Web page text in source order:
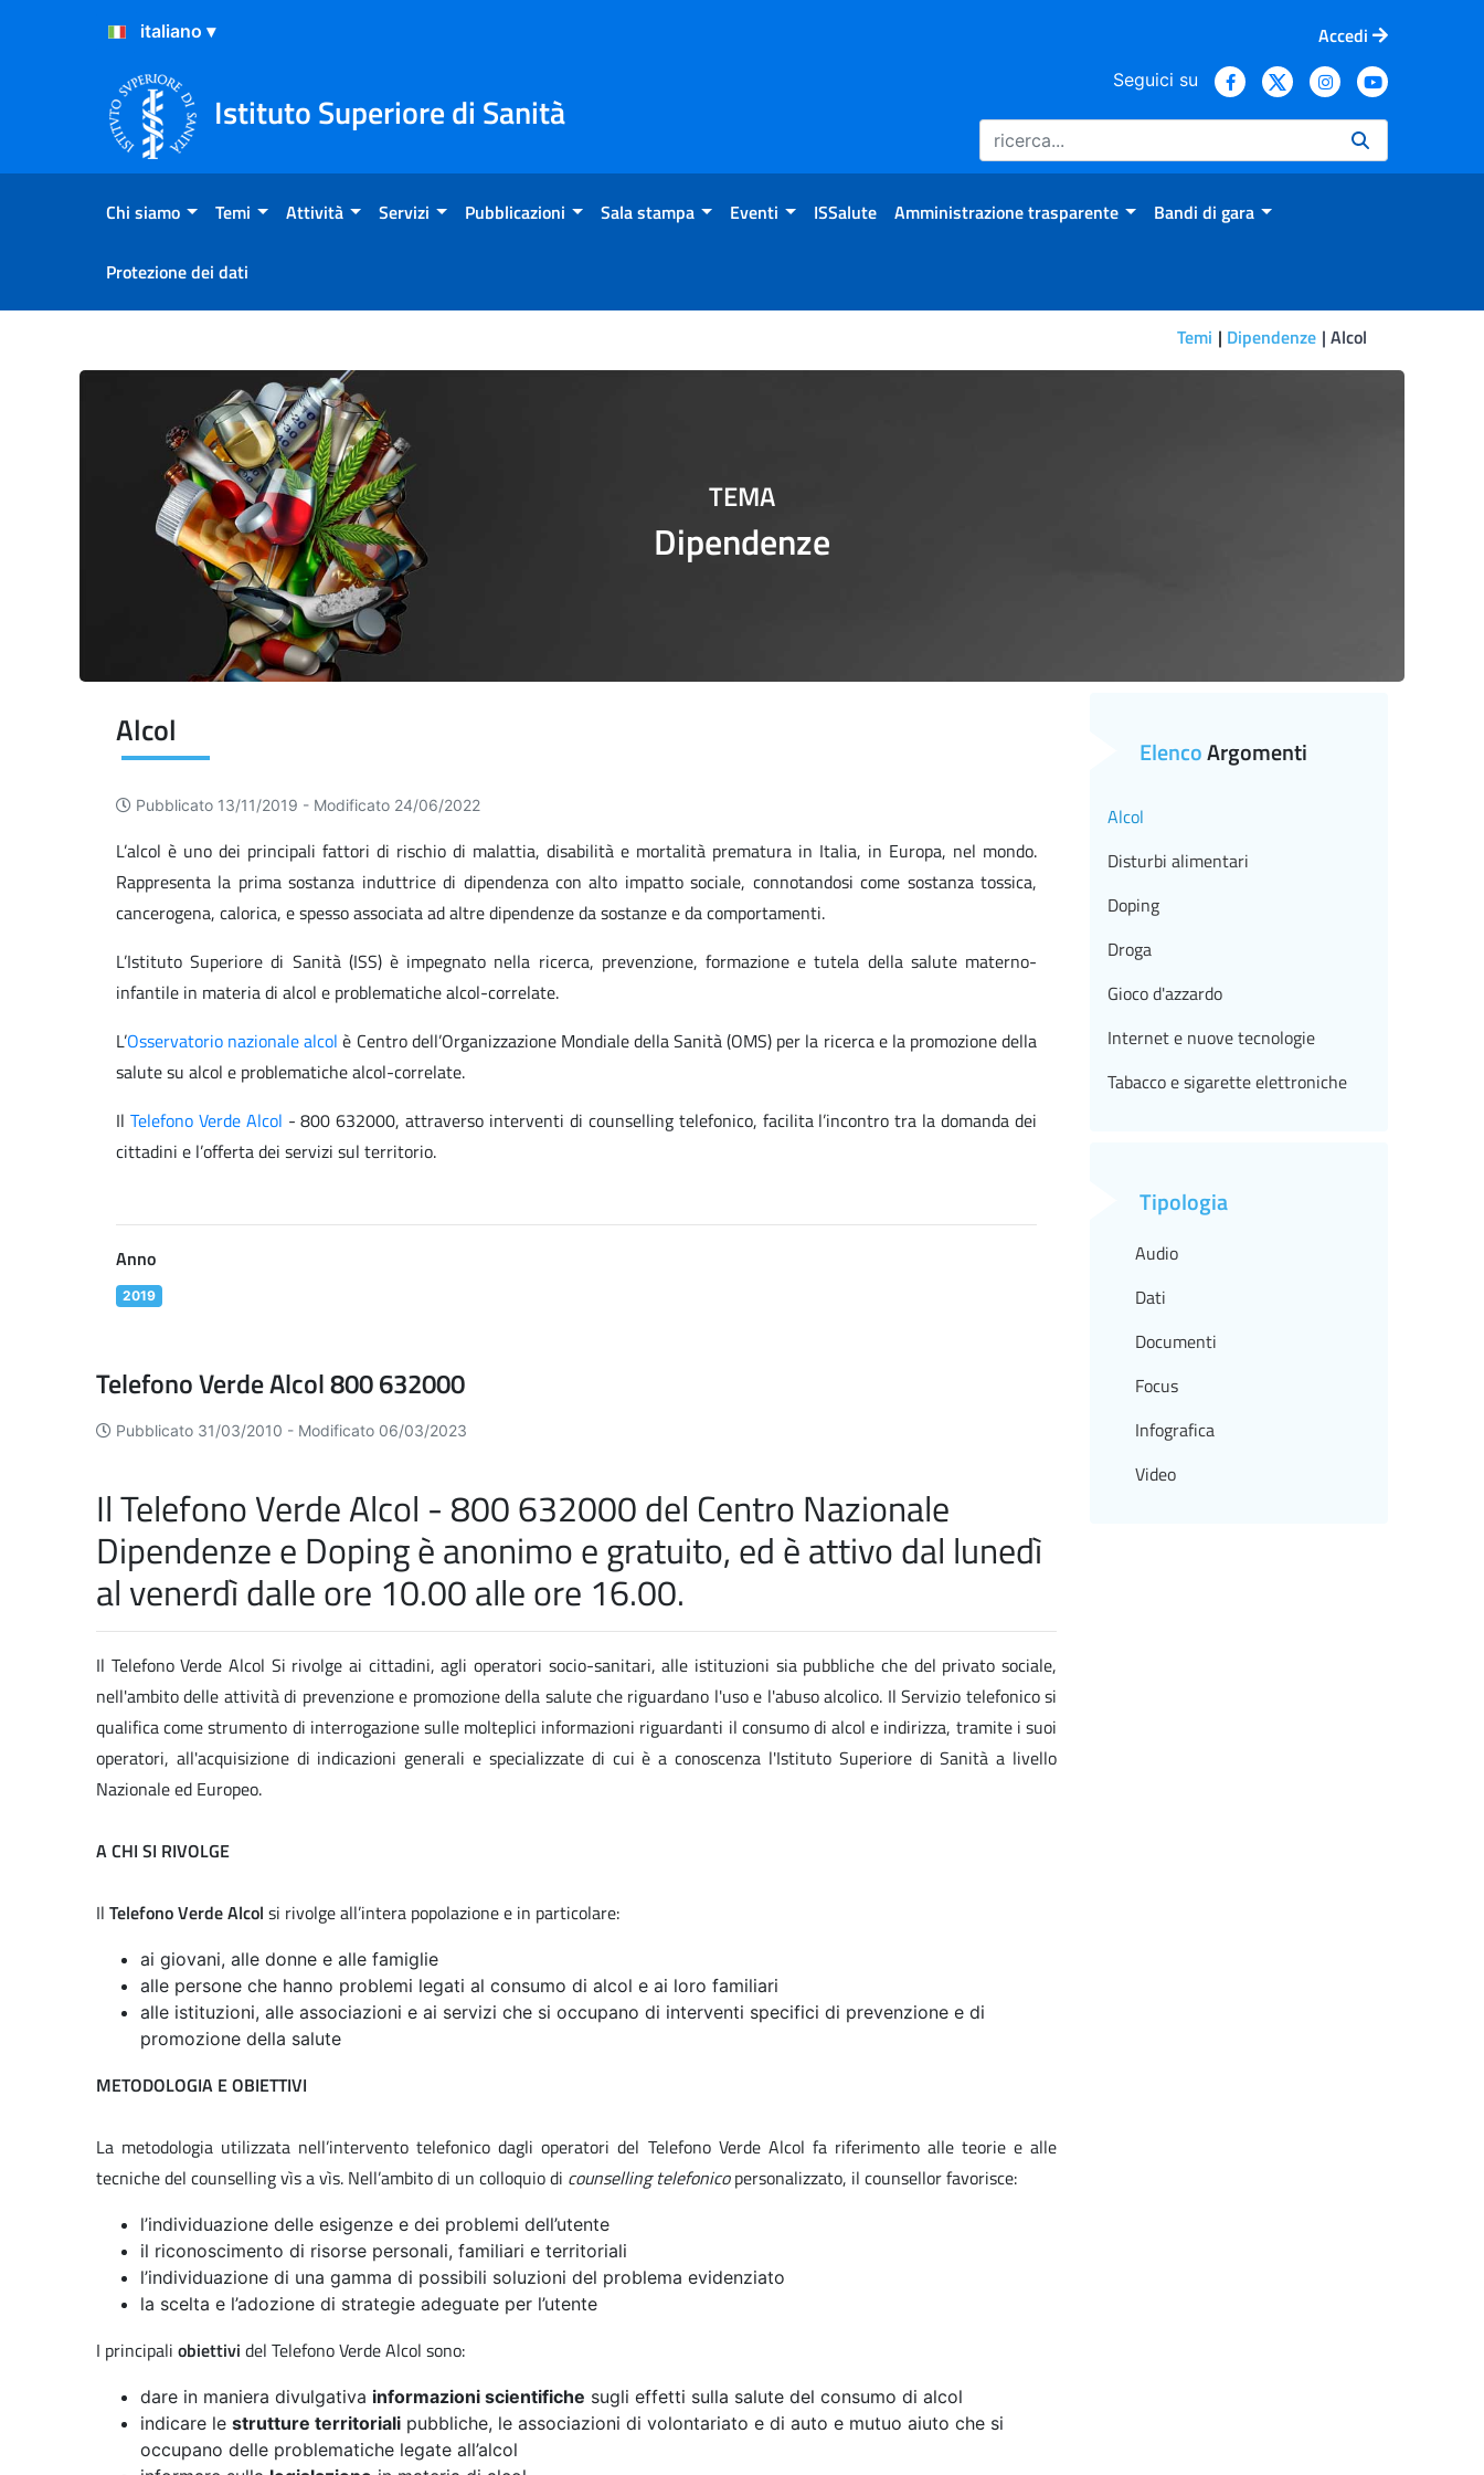
Salta al Contenuto
Salta al Footer
Accedi
Istituto Superiore di Sanità
Seguici su
Chi siamo Temi Attività Servizi Pubblicazioni Sala stampa Eventi ISSalute Amministrazione trasparente Bandi di gara
Protezione dei dati
Temi Dipendenze Alcol
Telefono Verde Alcol 800 632000
TEMA
Dipendenze
Alcol
Pubblicato 13/11/2019 - Modificato 24/06/2022
L’alcol è uno dei principali fattori di rischio di malattia, disabilità e mortalità prematura in Italia, in Europa, nel mondo.
Rappresenta la prima sostanza induttrice di dipendenza con alto impatto sociale, connotandosi come sostanza tossica,
cancerogena, calorica, e spesso associata ad altre dipendenze da sostanze e da comportamenti.
L’Istituto Superiore di Sanità (ISS) è impegnato nella ricerca, prevenzione, formazione e tutela della salute materno-
infantile in materia di alcol e problematiche alcol-correlate.
L’Osservatorio nazionale alcol è Centro dell’Organizzazione Mondiale della Sanità (OMS) per la ricerca e la promozione della
salute su alcol e problematiche alcol-correlate.
Il Telefono Verde Alcol - 800 632000, attraverso interventi di counselling telefonico, facilita l’incontro tra la domanda dei
cittadini e l’offerta dei servizi sul territorio.
Anno
2019
Telefono Verde Alcol 800 632000
Pubblicato 31/03/2010 - Modificato 06/03/2023
Il Telefono Verde Alcol - 800 632000 del Centro Nazionale
Dipendenze e Doping è anonimo e gratuito, ed è attivo dal lunedì
al venerdì dalle ore 10.00 alle ore 16.00.
Il Telefono Verde Alcol Si rivolge ai cittadini, agli operatori socio-sanitari, alle istituzioni sia pubbliche che del privato sociale,
nell'ambito delle attività di prevenzione e promozione della salute che riguardano l'uso e l'abuso alcolico. Il Servizio telefonico si
qualifica come strumento di interrogazione sulle molteplici informazioni riguardanti il consumo di alcol e indirizza, tramite i suoi
operatori, all'acquisizione di indicazioni generali e specializzate di cui è a conoscenza l'Istituto Superiore di Sanità a livello
Nazionale ed Europeo.
A CHI SI RIVOLGE
Il Telefono Verde Alcol si rivolge all’intera popolazione e in particolare:
ai giovani, alle donne e alle famiglie
alle persone che hanno problemi legati al consumo di alcol e ai loro familiari
alle istituzioni, alle associazioni e ai servizi che si occupano di interventi specifici di prevenzione e di
promozione della salute
METODOLOGIA E OBIETTIVI
La metodologia utilizzata nell’intervento telefonico dagli operatori del Telefono Verde Alcol fa riferimento alle teorie e alle
tecniche del counselling vìs a vìs. Nell’ambito di un colloquio di counselling telefonicopersonalizzato, il counsellor favorisce:
l’individuazione delle esigenze e dei problemi dell’utente
il riconoscimento di risorse personali, familiari e territoriali
l’individuazione di una gamma di possibili soluzioni del problema evidenziato
la scelta e l’adozione di strategie adeguate per l’utente
I principali obiettivi del Telefono Verde Alcol sono:
dare in maniera divulgativa informazioni scientifiche sugli effetti sulla salute del consumo di alcol
indicare le strutture territoriali pubbliche, le associazioni di volontariato e di auto e mutuo aiuto che si
occupano delle problematiche legate all’alcol
ElencoArgomenti
Alcol
Disturbi alimentari
Doping
Droga
Gioco d'azzardo
Internet e nuove tecnologie
Tabacco e sigarette elettroniche
Tipologia
Audio
Dati
Documenti
Focus
Infografica
Video